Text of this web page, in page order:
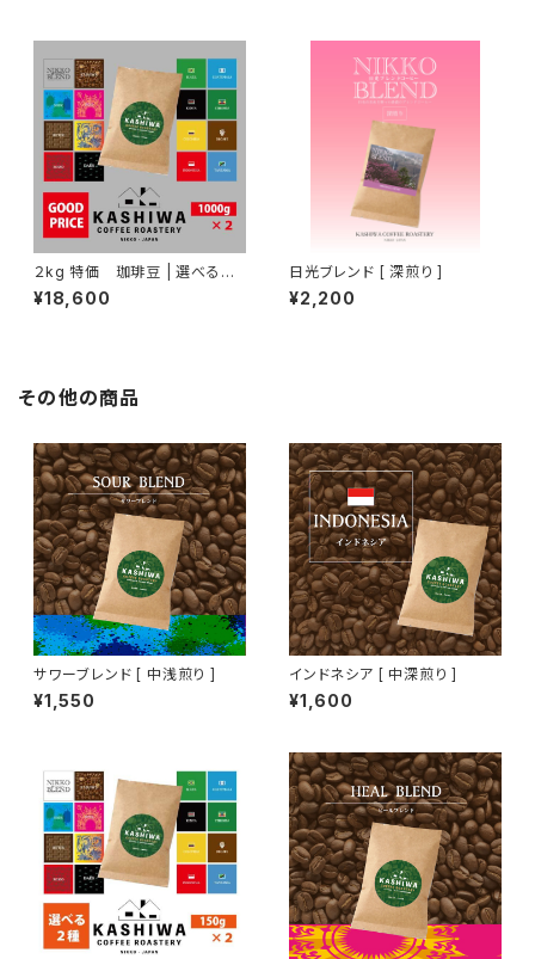
２kg 特価 珈琲豆 | 選べる２
種セット 1kg ×2
¥18,600
日光ブレンド [ 深煎り ]
¥2,200
その他の商品
サワーブレンド [ 中浅煎り ]
¥1,550
インドネシア [ 中深煎り ]
¥1,600